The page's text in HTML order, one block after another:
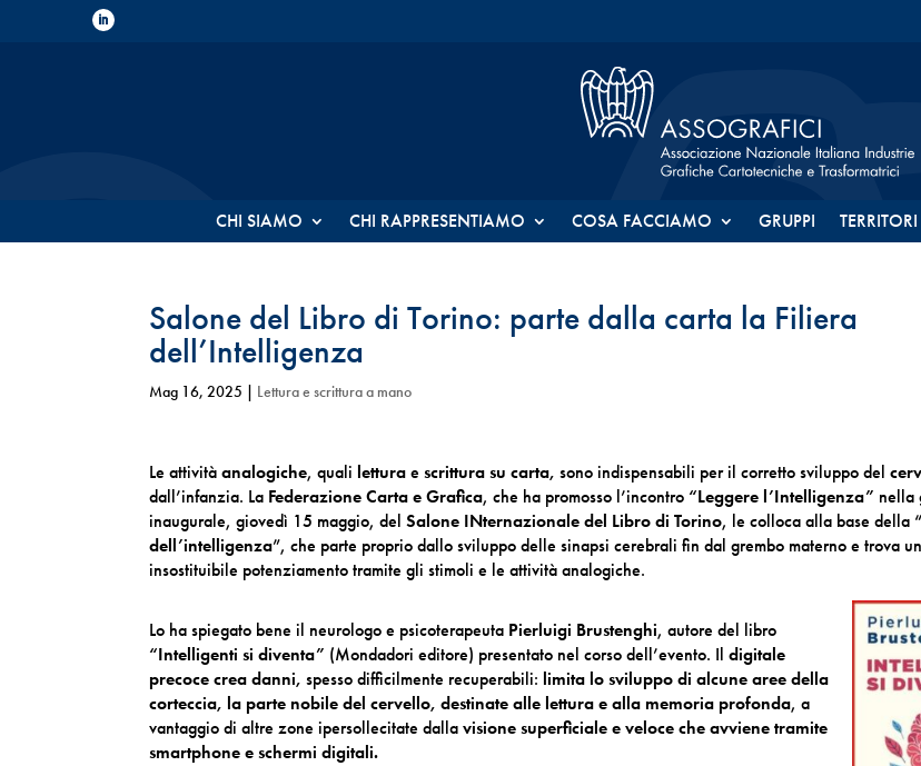
CHI SIAMO CHI RAPPRESENTIAMO COSA FACCIAMO GRUPPI TERRITORI
Salone del Libro di Torino: parte dalla carta la Filiera
dell’Intelligenza
Mag 16, 2025 | Lettura e scrittura a mano
Le attivitàanalogiche, quali letturaescrittura su carta, sono indispensabili per il corretto sviluppo del
dall’infanzia. La Federazione Carta e Grafica, che ha promosso l’incontro“Leggere l’Intelligenza” nella
inaugurale, giovedì 15 maggio, delSalone INternazionale del Libro di Torino, le colloca alla base della
dell’intelligenza”, che parte proprio dallo sviluppo delle sinapsi cerebrali fin dal grembo materno e trova
insostituibile potenziamento tramite gli stimoli e le attività analogiche.
Lo ha spiegato bene il neurologo e psicoterapeuta Pierluigi Brustenghi, autore del libro
“Intelligenti si diventa” (Mondadori editore) presentato nel corso dell’evento. Ildigitale
precoce crea danni, spesso difficilmente recuperabili: limita lo sviluppo di alcune aree della
corteccia, la parte nobile del cervello, destinate alle lettura e alla memoria profonda, a
vantaggio di altre zone ipersollecitate dallavisione superficiale e veloce che avviene tramite
smartphone e schermi digitali.